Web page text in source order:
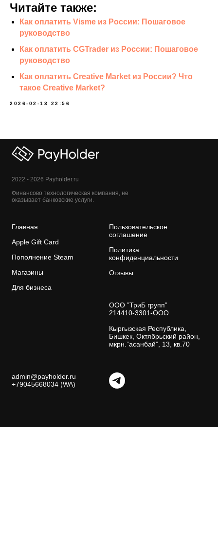
Читайте также:
Как оплатить Visme из России: Пошаговое
руководство
Как оплатить CGTrader из России: Пошаговое
руководство
Как оплатить Creative Market из России? Что
такое Creative Market?
2026-02-13 22:56
2022 - 2026 Payholder.ru
Финансово технологическая компания, не
оказывает банковские услуги.
Главная
Apple Gift Card
Пополнение Steam
Магазины
Для бизнеса
Пользовательское
соглашение
Политика
конфиденциальности
Отзывы
ООО ”ТриБ групп”
214410-3301-ООО
Кыргызская Республика,
Бишкек, Октябрьский район,
мкрн.”асанбай”, 13, кв.70
admin@payholder.ru
+79045668034 (WA)